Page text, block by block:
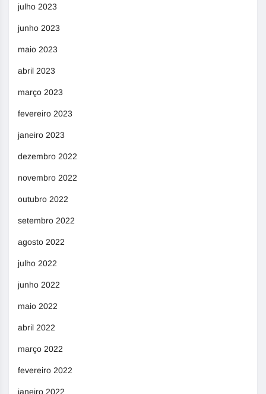
julho 2023
junho 2023
maio 2023
abril 2023
março 2023
fevereiro 2023
janeiro 2023
dezembro 2022
novembro 2022
outubro 2022
setembro 2022
agosto 2022
julho 2022
junho 2022
maio 2022
abril 2022
março 2022
fevereiro 2022
janeiro 2022